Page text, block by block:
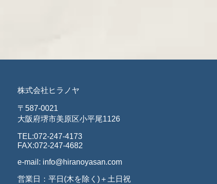
株式会社ヒラノヤ
〒587-0021
大阪府堺市美原区小平尾1126
TEL:072-247-4173
FAX:072-247-4682
e-mail: info@hiranoyasan.com
営業日：平日(木を除く)＋土日祝